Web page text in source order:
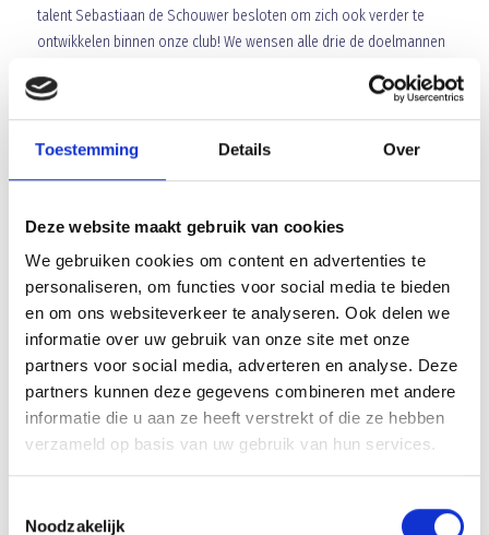
Toestemming Details Over
Deze website maakt gebruik van cookies
We gebruiken cookies om content en advertenties te
personaliseren, om functies voor social media te bieden
en om ons websiteverkeer te analyseren. Ook delen we
informatie over uw gebruik van onze site met onze
partners voor social media, adverteren en analyse. Deze
partners kunnen deze gegevens combineren met andere
informatie die u aan ze heeft verstrekt of die ze hebben
verzameld op basis van uw gebruik van hun services.
Noodzakelijk
talent Sebastiaan de Schouwer besloten om zich ook verder te
ontwikkelen binnen onze club! We wensen alle drie de doelmannen
Array
Blauw Geel spelers bij jeugdopleiding BVO
AANMELDEN LID